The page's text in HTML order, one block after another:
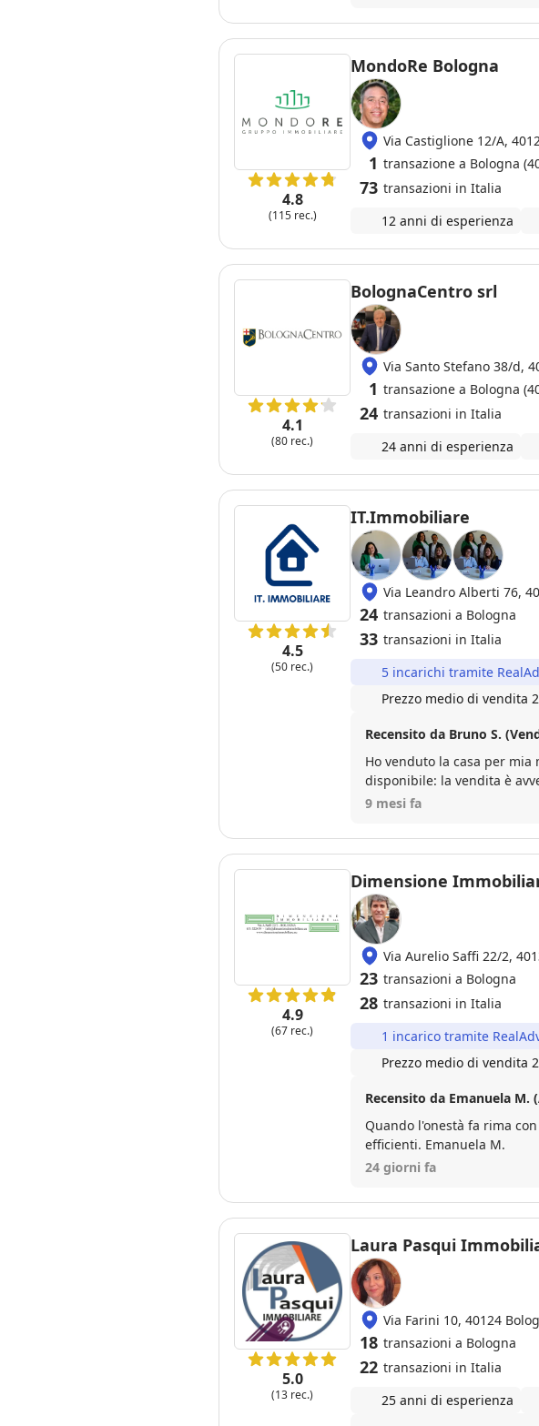
4.8
(115 rec.)
MondoRe Bologna
Via Castiglione 12/A,
1 transazione a Bologna
73 transazioni in Italia
12 anni di esperienza
4.1
(80 rec.)
BolognaCentro srl
Via Santo Stefano 38/d,
1 transazione a Bologna
24 transazioni in Italia
24 anni di esperienza
4.5
(50 rec.)
IT.Immobiliare
Via Leandro Alberti 76,
24 transazioni a Bologna
33 transazioni in Italia
5 incarichi tramite
Prezzo medio di vendita
Recensito da Bruno S.
Ho venduto la casa per
disponibile: la vendita è
portata avanti con grande
9 mesi fa
4.9
(67 rec.)
Dimensione
Via Aurelio Saffi 22/2,
23 transazioni a Bologna
28 transazioni in Italia
1 incarico tramite
Prezzo medio di vendita
Recensito da Emanuela M.
Quando l'onestà fa rima
efficienti. Emanuela M.
24 giorni fa
5.0
(13 rec.)
Laura Pasqui
Via Farini 10, 40124
18 transazioni a Bologna
22 transazioni in Italia
25 anni di esperienza